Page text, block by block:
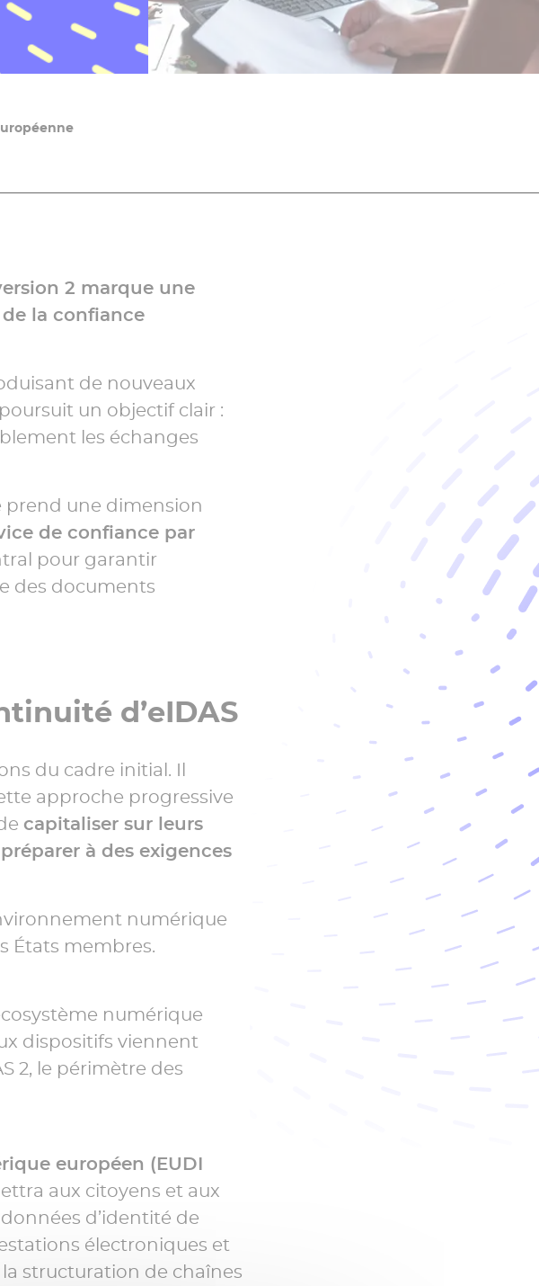
2 marque une
la confiance
de nouveaux
un objectif clair :
les échanges
prend une dimension
de confiance par
pour garantir
des documents
d’eIDAS
du cadre initial. Il
approche progressive
capitaliser sur leurs
à des exigences
numérique
États membres.
numérique
dispositifs viennent
2, le périmètre des
européen (EUDI
aux citoyens et aux
d’identité de
électroniques et
structuration de chaînes